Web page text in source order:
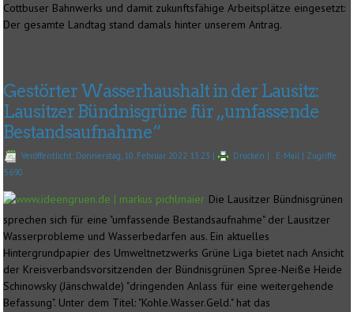
Cottbuser Bahnwerks und damit zukunftsfähige Arbeitsplätze eingesetzt:
Der gesamte Landtag stand damals hinter unserem Antrag.
Gestörter Wasserhaushalt in der Lausitz:
Lausitzer Bündnisgrüne für „umfassende
Bestandsaufnahme“
Veröffentlicht: Donnerstag, 10. Februar 2022 13:23 | Drucken | E-Mail | Zugriffe:
5690
Die Lausitzer Bündnisgrünen
sprechen sich für eine "umfassende Bestandsaufnahme" der Lausitzer
Wasserprobleme und Wasserbedarfen aus. Ein aktuelles
Hintergrundpapier des Umweltnetzwerks Grüne Liga bietet nach Ansicht
der Kreisverbandsvorsitzenden der Bündnisgrünen Spree-Neiße Heide
Schinowsky (Jänschwalde) "dringenden Anlass für eine weitergehende
Befassung". Unter dem Titel: "Kohle.Wasser.Geld." hat das